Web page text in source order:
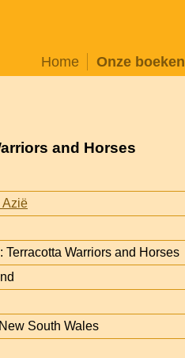
Home Onze boeken
and Horses
Azië
Terracotta Warriors and Horses
South Wales